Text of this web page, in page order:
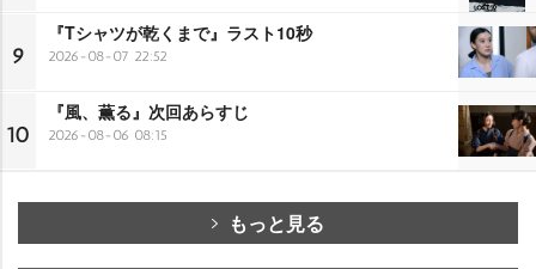
9
『Tシャツが乾くまで』ラスト10秒
2026-08-07 22:52
10
『風、薫る』次回あらすじ
2026-08-06 08:15
もっと見る